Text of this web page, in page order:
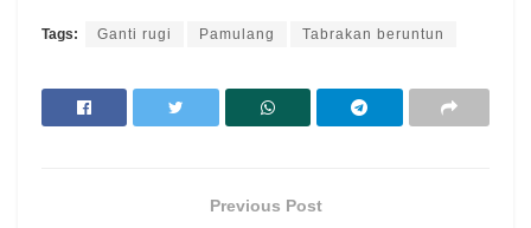
Tags: Ganti rugi Pamulang Tabrakan beruntun
Previous Post